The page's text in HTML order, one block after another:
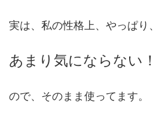
実は、私の性格上、やっぱり、
あまり気にならない！
ので、そのまま使ってます。